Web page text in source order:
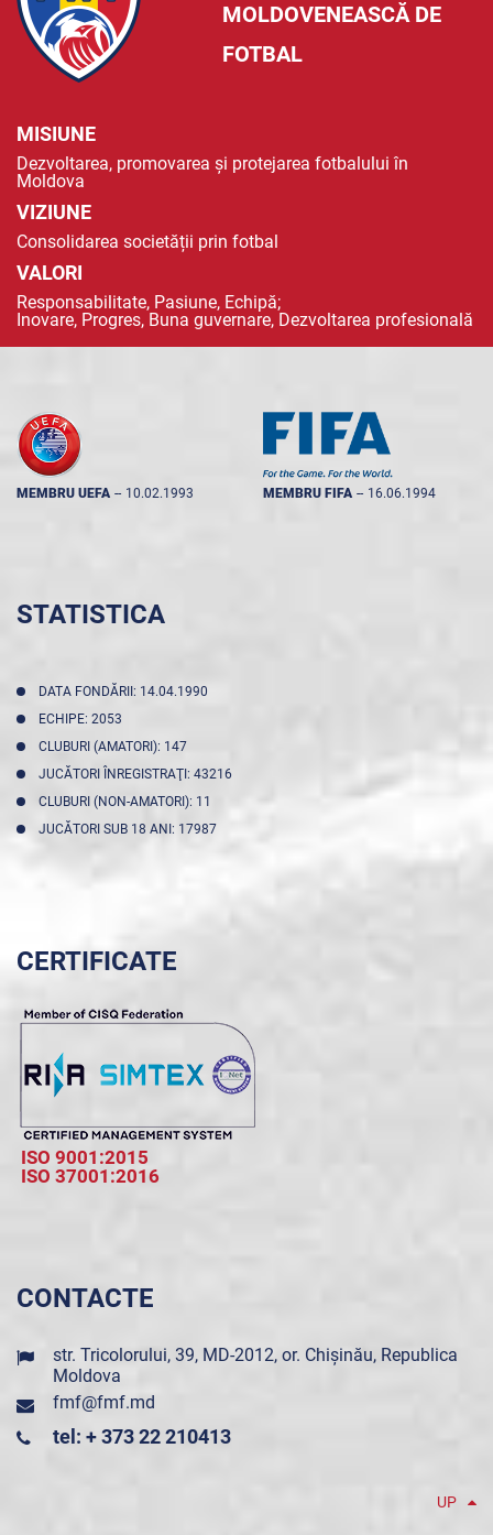
MOLDOVENEASCĂ DE
FOTBAL
MISIUNE
Dezvoltarea, promovarea și protejarea fotbalului în
Moldova
VIZIUNE
Consolidarea societății prin fotbal
VALORI
Responsabilitate, Pasiune, Echipă;
Inovare, Progres, Buna guvernare, Dezvoltarea profesională
MEMBRU UEFA -- 10.02.1993 MEMBRU FIFA -- 16.06.1994
STATISTICA
DATA FONDĂRII: 14.04.1990
ECHIPE: 2053
CLUBURI (AMATORI): 147
JUCĂTORI ÎNREGISTRAŢI: 43216
CLUBURI (NON-AMATORI): 11
JUCĂTORI SUB 18 ANI: 17987
CERTIFICATE
ISO 9001:2015
ISO 37001:2016
CONTACTE
str. Tricolorului, 39, MD-2012, or. Chișinău, Republica
Moldova
fmf@fmf.md
tel: + 373 22 210413
UP